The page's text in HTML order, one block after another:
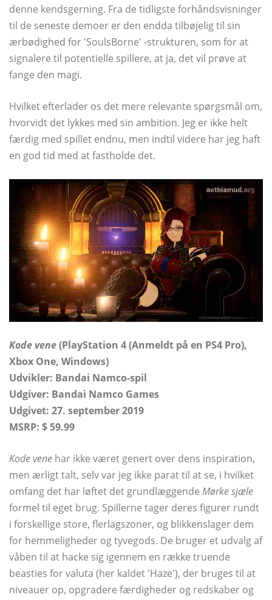
denne kendsgerning. Fra de tidligste forhåndsvisninger
til de seneste demoer er den endda tilbøjelig til sin
ærbødighed for 'SoulsBorne' -strukturen, som for at
signalere til potentielle spillere, at ja, det vil prøve at
fange den magi.
Hvilket efterlader os det mere relevante spørgsmål om,
hvorvidt det lykkes med sin ambition. Jeg er ikke helt
færdig med spillet endnu, men indtil videre har jeg haft
en god tid med at fastholde det.
Kode vene(PlayStation 4 (Anmeldt på en PS4 Pro),
Xbox One, Windows)
Udvikler: Bandai Namco-spil
Udgiver: Bandai Namco Games
Udgivet: 27. september 2019
MSRP: $ 59.99
Kode vene har ikke været genert over dens inspiration,
men ærligt talt, selv var jeg ikke parat til at se, i hvilket
omfang det har løftet det grundlæggende Mørke sjæle
formel til eget brug. Spillerne tager deres figurer rundt
i forskellige store, flerlagszoner, og blikkenslager dem
for hemmeligheder og tyvegods. De bruger et udvalg af
våben til at hacke sig igennem en række truende
beasties for valuta (her kaldet 'Haze'), der bruges til at
niveauer op, opgradere færdigheder og redskaber og